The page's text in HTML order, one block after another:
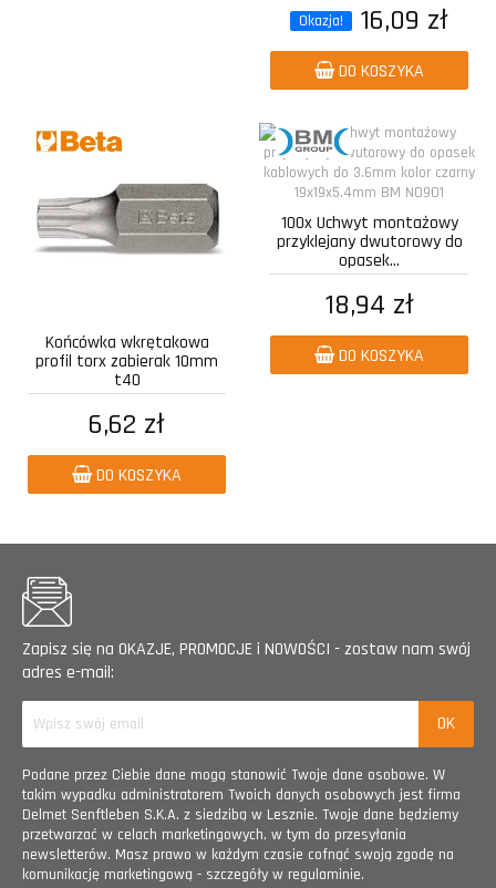
Okazja! 16,09 zł
DO KOSZYKA
Końcówka wkrętakowa
profil torx zabierak 10mm
t40
6,62 zł
DO KOSZYKA
100x Uchwyt montażowy
przyklejany dwutorowy do
opasek...
18,94 zł
DO KOSZYKA
Zapisz się na OKAZJE, PROMOCJE i NOWOŚCI - zostaw nam swój
adres e-mail:
Podane przez Ciebie dane mogą stanowić Twoje dane osobowe. W
takim wypadku administratorem Twoich danych osobowych jest firma
Delmet Senftleben S.K.A. z siedzibą w Lesznie. Twoje dane będziemy
przetwarzać w celach marketingowych, w tym do przesyłania
newsletterów. Masz prawo w każdym czasie cofnąć swoją zgodę na
komunikację marketingową - szczegóły w regulaminie.